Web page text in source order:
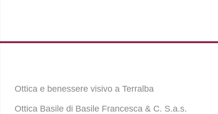
Ottica e benessere visivo a Terralba
Ottica Basile di Basile Francesca & C. S.a.s.